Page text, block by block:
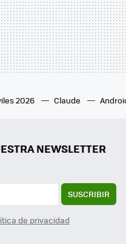
2026 Claude
NEWSLETTER
SUSCRIBIR
de privacidad